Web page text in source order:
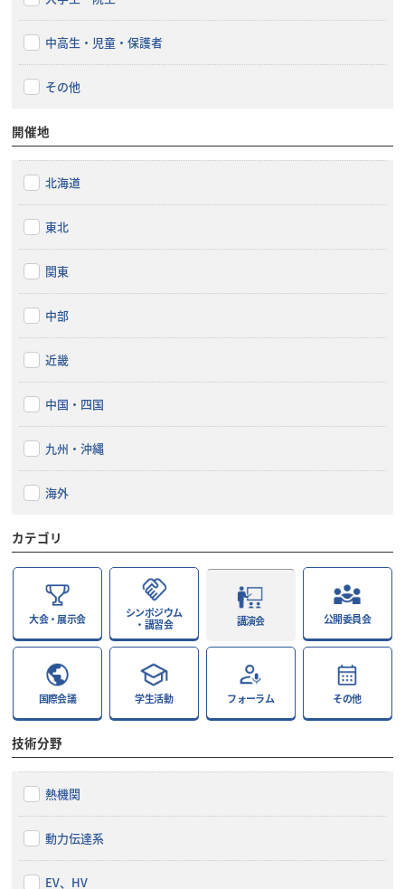
中高生・児童・保護者
その他
開催地
北海道
東北
関東
中部
近畿
中国・四国
九州・沖縄
海外
カテゴリ
大会・展示会
シンポジウム
・講習会
講演会 公開委員会
国際会議 学生活動 フォーラム その他
技術分野
熱機関
動力伝達系
EV、HV